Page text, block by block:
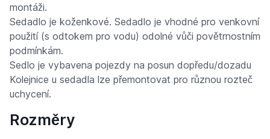
montáži.
Sedadlo je koženkové. Sedadlo je vhodné pro venkovní
použití (s odtokem pro vodu) odolné vůči povětrnostním
podmínkám.
Sedlo je vybavena pojezdy na posun dopředu/dozadu
Kolejnice u sedadla lze přemontovat pro různou rozteč
uchycení.
Rozměry